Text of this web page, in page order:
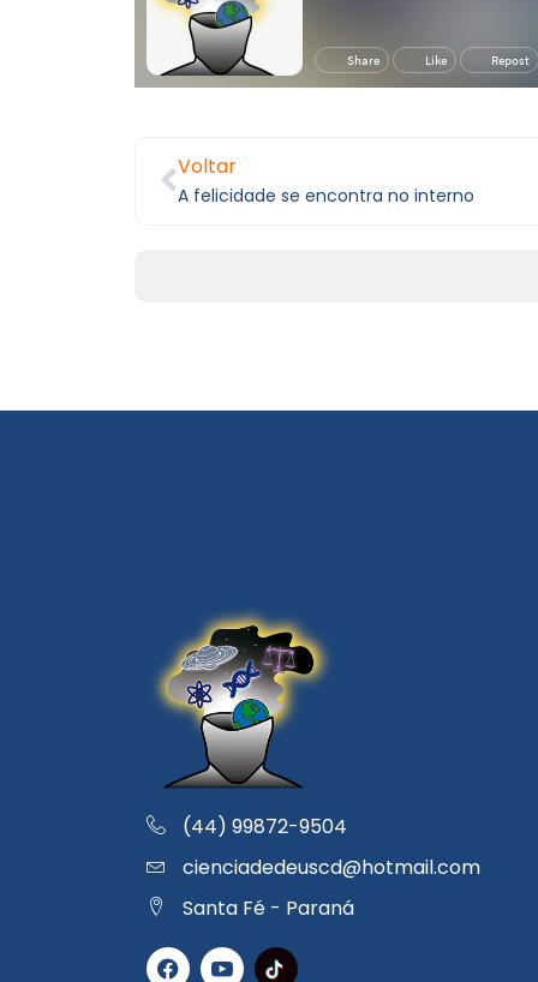
Voltar
A felicidade se encontra no interno
(44) 99872-9504
cienciadedeuscd@hotmail.com
Santa Fé - Paraná